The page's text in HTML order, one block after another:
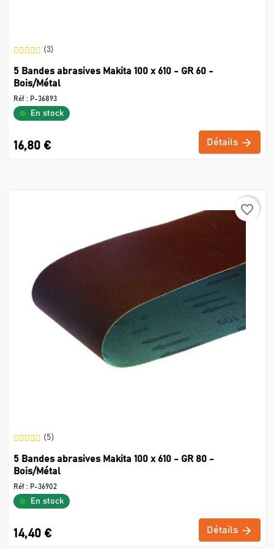
(3)
5 Bandes abrasives Makita 100 x 610 - GR 60 -
Bois/Métal
Réf : P-36893
En stock
16,80 € Détails
favorite_border
(5)
5 Bandes abrasives Makita 100 x 610 - GR 80 -
Bois/Métal
Réf : P-36902
En stock
14,40 € Détails